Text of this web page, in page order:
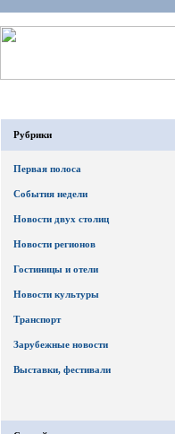
Рубрики
Первая полоса
События недели
Новости двух столиц
Новости регионов
Гостиницы и отели
Новости культуры
Транспорт
Зарубежные новости
Выставки, фестивали